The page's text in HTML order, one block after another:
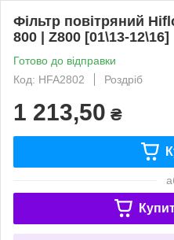
Фільтр повітряний
800 | Z800 [01\13-12\16]
Готово до відправки
Код: HFA2802
Роздріб
1 213,50 ₴